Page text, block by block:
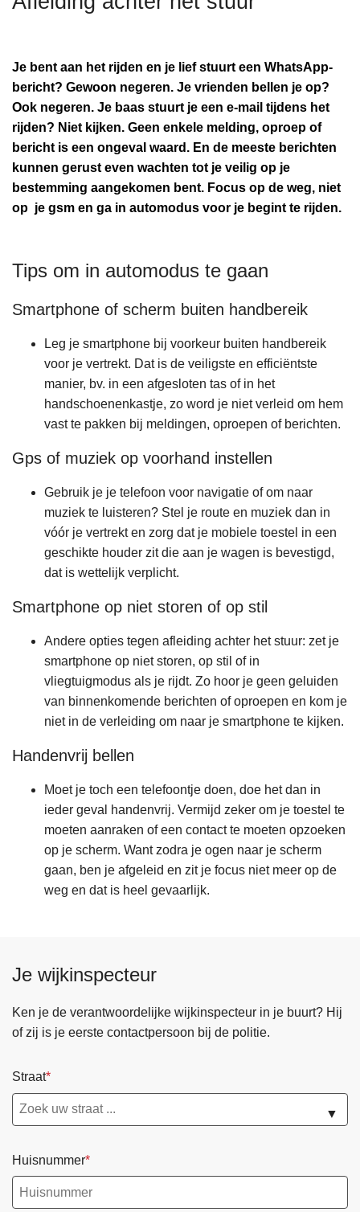
Je bent aan het rijden en je lief stuurt een WhatsApp-
bericht? Gewoon negeren. Je vrienden bellen je op?
Ook negeren. Je baas stuurt je een e-mail tijdens het
rijden? Niet kijken. Geen enkele melding, oproep of
bericht is een ongeval waard. En de meeste berichten
kunnen gerust even wachten tot je veilig op je
bestemming aangekomen bent. Focus op de weg, niet
op je gsm en ga in automodus voor je begint te rijden.
Tips om in automodus te gaan
Smartphone of scherm buiten handbereik
Leg je smartphone bij voorkeur buiten handbereik
voor je vertrekt. Dat is de veiligste en efficiëntste
manier, bv. in een afgesloten tas of in het
handschoenenkastje, zo word je niet verleid om hem
vast te pakken bij meldingen, oproepen of berichten.
Gps of muziek op voorhand instellen
Gebruik je je telefoon voor navigatie of om naar
muziek te luisteren? Stel je route en muziek dan in
vóór je vertrekt en zorg dat je mobiele toestel in een
geschikte houder zit die aan je wagen is bevestigd,
dat is wettelijk verplicht.
Smartphone op niet storen of op stil
Andere opties tegen afleiding achter het stuur: zet je
smartphone op niet storen, op stil of in
vliegtuigmodus als je rijdt. Zo hoor je geen geluiden
van binnenkomende berichten of oproepen en kom je
niet in de verleiding om naar je smartphone te kijken.
Handenvrij bellen
Moet je toch een telefoontje doen, doe het dan in
ieder geval handenvrij. Vermijd zeker om je toestel te
moeten aanraken of een contact te moeten opzoeken
op je scherm. Want zodra je ogen naar je scherm
gaan, ben je afgeleid en zit je focus niet meer op de
weg en dat is heel gevaarlijk.
Je wijkinspecteur
Ken je de verantwoordelijke wijkinspecteur in je buurt? Hij
of zij is je eerste contactpersoon bij de politie.
Straat
▼
Huisnummer